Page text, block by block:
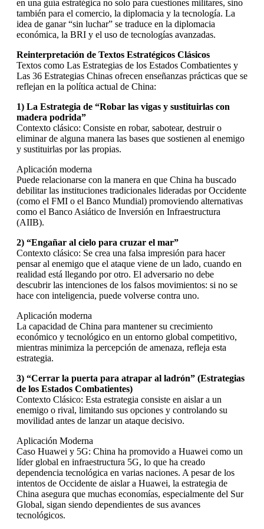
en una guía estratégica no solo para cuestiones militares, sino
también para el comercio, la diplomacia y la tecnología. La
idea de ganar “sin luchar” se traduce en la diplomacia
económica, la BRI y el uso de tecnologías avanzadas.
Reinterpretación de Textos Estratégicos Clásicos
Textos como Las Estrategias de los Estados Combatientes y
Las 36 Estrategias Chinas ofrecen enseñanzas prácticas que se
reflejan en la política actual de China:
1) La Estrategia de “Robar las vigas y sustituirlas con
madera podrida”
Contexto clásico: Consiste en robar, sabotear, destruir o
eliminar de alguna manera las bases que sostienen al enemigo
y sustituirlas por las propias.
Aplicación moderna
Puede relacionarse con la manera en que China ha buscado
debilitar las instituciones tradicionales lideradas por Occidente
(como el FMI o el Banco Mundial) promoviendo alternativas
como el Banco Asiático de Inversión en Infraestructura
(AIIB).
2) “Engañar al cielo para cruzar el mar”
Contexto clásico: Se crea una falsa impresión para hacer
pensar al enemigo que el ataque viene de un lado, cuando en
realidad está llegando por otro. El adversario no debe
descubrir las intenciones de los falsos movimientos: si no se
hace con inteligencia, puede volverse contra uno.
Aplicación moderna
La capacidad de China para mantener su crecimiento
económico y tecnológico en un entorno global competitivo,
mientras minimiza la percepción de amenaza, refleja esta
estrategia.
3) “Cerrar la puerta para atrapar al ladrón” (Estrategias
de los Estados Combatientes)
Contexto Clásico: Esta estrategia consiste en aislar a un
enemigo o rival, limitando sus opciones y controlando su
movilidad antes de lanzar un ataque decisivo.
Aplicación Moderna
Caso Huawei y 5G: China ha promovido a Huawei como un
líder global en infraestructura 5G, lo que ha creado
dependencia tecnológica en varias naciones. A pesar de los
intentos de Occidente de aislar a Huawei, la estrategia de
China asegura que muchas economías, especialmente del Sur
Global, sigan siendo dependientes de sus avances
tecnológicos.